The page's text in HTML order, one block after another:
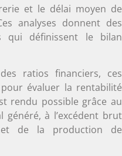
et le délai moyen de
analyses donnent des
qui définissent le bilan
ratios financiers, ces
évaluer la rentabilité
rendu possible grâce au
à l’excédent brut
de la production de